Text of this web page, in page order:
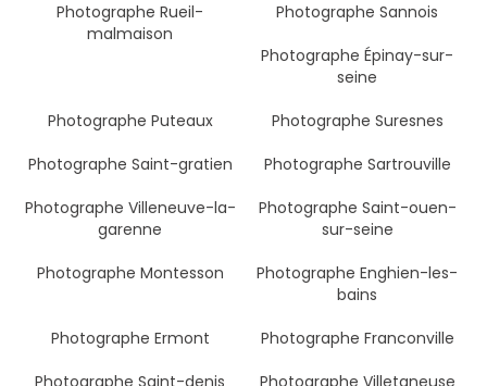
Photographe Rueil-
malmaison
Photographe Sannois
Photographe Épinay-sur-
seine
Photographe Puteaux
Photographe Suresnes
Photographe Saint-gratien
Photographe Sartrouville
Photographe Villeneuve-la-
garenne
Photographe Saint-ouen-
sur-seine
Photographe Montesson
Photographe Enghien-les-
bains
Photographe Ermont
Photographe Franconville
Photographe Saint-denis
Photographe Villetaneuse